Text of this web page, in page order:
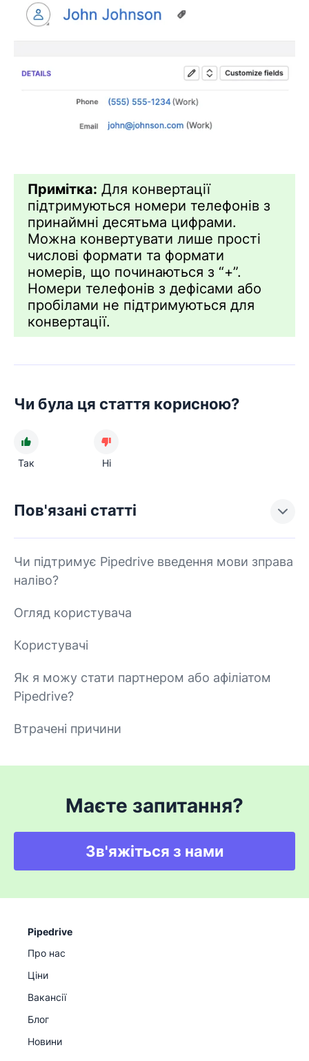
Примітка: Для конвертації
підтримуються номери телефонів з
принаймні десятьма цифрами.
Можна конвертувати лише прості
числові формати та формати
номерів, що починаються з “+”.
Номери телефонів з дефісами або
пробілами не підтримуються для
конвертації.
Чи була ця стаття корисною?
Так Ні
Пов'язані статті
Чи підтримує Pipedrive введення мови зправа
наліво?
Огляд користувача
Користувачі
Як я можу стати партнером або афіліатом
Pipedrive?
Втрачені причини
Маєте запитання?
Зв'яжіться з нами
Pipedrive
Про нас
Ціни
Вакансії
Блог
Новини